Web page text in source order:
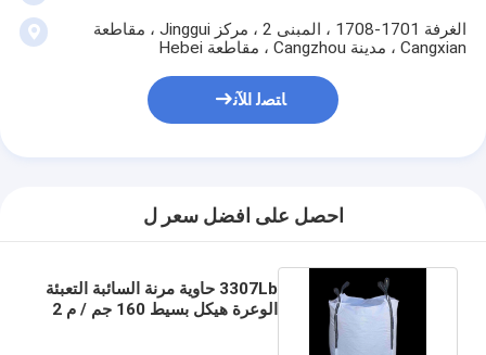
الغرفة 1701-1708 ، المبنى 2 ، مركز Jinggui ، مقاطعة
Cangxian ، مدينة Cangzhou ، مقاطعة Hebei
ﺎﺘﺼﻟ ﺍﻶﻧ
احصل على افضل سعر ل
3307Lb حاوية مرنة السائبة التعبئة
الوعرة هيكل بسيط 160 جم ​​/ م 2